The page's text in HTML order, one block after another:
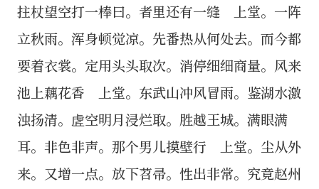
拄杖望空打一棒曰。者里还有一缝 上堂。一阵
立秋雨。浑身顿觉凉。先番热从何处去。而今都
要着衣裳。定用头头取次。消停细细商量。风来
池上藕花香 上堂。东武山冲风冒雨。鉴湖水激
浊扬清。虗空明月浸烂取。胜越王城。满眼满
耳。非色非声。那个男儿摸壁行 上堂。尘从外
来。又增一点。放下苕帚。性出非常。究竟赵州